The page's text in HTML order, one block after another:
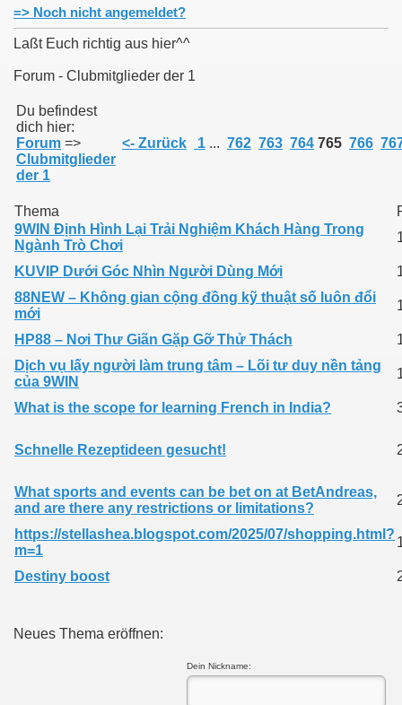
=> Noch nicht angemeldet?
Laßt Euch richtig aus hier^^
Forum - Clubmitglieder der 1
Du befindest
dich hier:
Forum =>
Clubmitglieder
der 1
<- Zurück 1 ... 762 763 764 765 766
Thema
9WIN Định Hình Lại Trải Nghiệm Khách Hàng Trong
Ngành Trò Chơi
KUVIP Dưới Góc Nhìn Người Dùng Mới
88NEW – Không gian cộng đồng kỹ thuật số luôn đổi
mới
HP88 – Nơi Thư Giãn Gặp Gỡ Thử Thách
Dịch vụ lấy người làm trung tâm – Lõi tư duy nền tảng
của 9WIN
What is the scope for learning French in India?
Schnelle Rezeptideen gesucht!
What sports and events can be bet on at BetAndreas,
and are there any restrictions or limitations?
https://stellashea.blogspot.com/2025/07/shopping.html?
m=1
Destiny boost
Neues Thema eröffnen:
Dein Nickname: